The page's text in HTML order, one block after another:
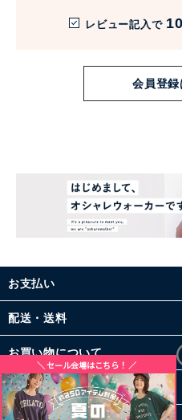
レビュー記入で 10
会員登録
お支払い
配送・送料
お買い物について
その他